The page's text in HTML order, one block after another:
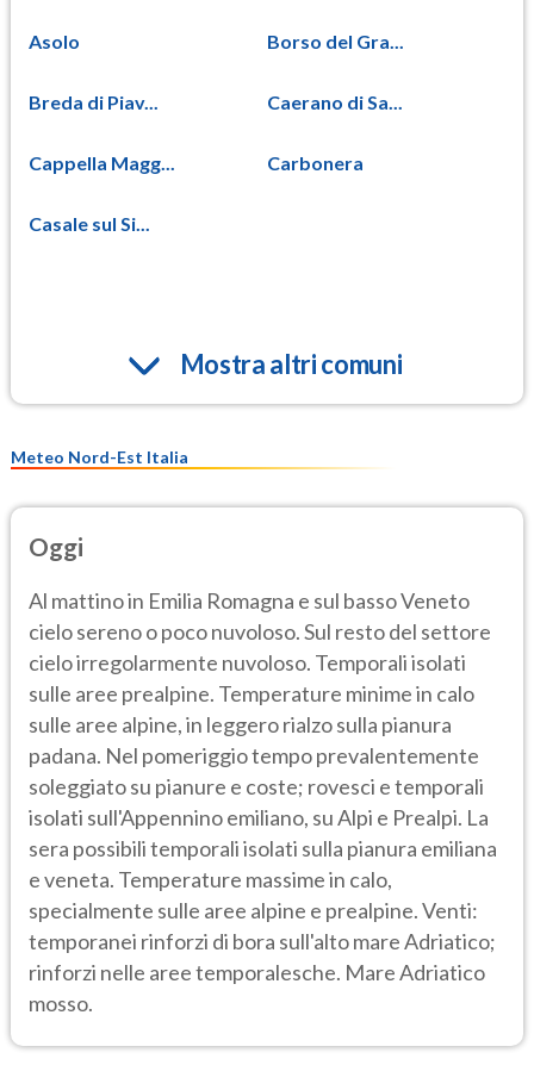
Asolo Borso del Gra...
Breda di Piav... Caerano di Sa...
Cappella Magg... Carbonera
Casale sul Si...
Mostra altri comuni
Meteo Nord-Est Italia
Oggi
Al mattino in Emilia Romagna e sul basso Veneto
cielo sereno o poco nuvoloso. Sul resto del settore
cielo irregolarmente nuvoloso. Temporali isolati
sulle aree prealpine. Temperature minime in calo
sulle aree alpine, in leggero rialzo sulla pianura
padana. Nel pomeriggio tempo prevalentemente
soleggiato su pianure e coste; rovesci e temporali
isolati sull'Appennino emiliano, su Alpi e Prealpi. La
sera possibili temporali isolati sulla pianura emiliana
e veneta. Temperature massime in calo,
specialmente sulle aree alpine e prealpine. Venti:
temporanei rinforzi di bora sull'alto mare Adriatico;
rinforzi nelle aree temporalesche. Mare Adriatico
mosso.